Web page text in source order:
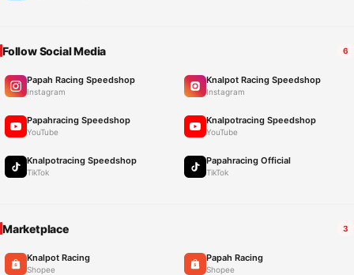
Follow Social Media 6
Papah Racing Speedshop
Instagram
Knalpot Racing Speedshop
Instagram
Papahracing Speedshop
YouTube
Knalpotracing Speedshop
YouTube
Knalpotracing Speedshop
TikTok
Papahracing Official
TikTok
Marketplace 3
Knalpot Racing
Shopee
Papah Racing
Shopee